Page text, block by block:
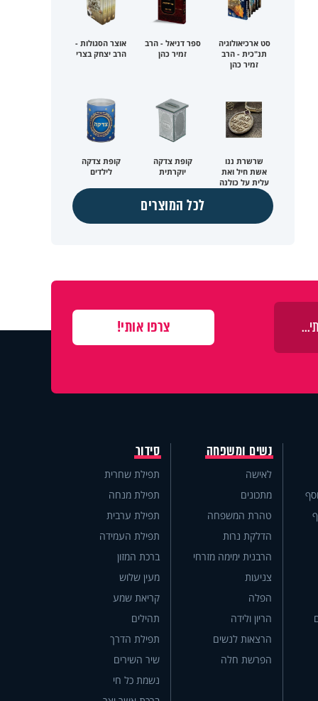
סט ארכיאולוגיה
תנ"כית - הרב
זמיר כהן
ספר דניאל - הרב
זמיר כהן
אוצר הסגולות -
הרב יצחק בצרי
שרשרת ננו
אשת חיל ואת
עלית על כולנה
קופת צדקה
יוקרתית
קופת צדקה
לילדים
לכל המוצרים
נשים ומשפחה
לאישה
מתכונים
טהרת המשפחה
הדלקת נרות
הרבנית ימימה מזרחי
צניעות
הפלה
הריון ולידה
הרצאות לנשים
הפרשת חלה
סידור
תפילת שחרית
תפילת מנחה
תפילת ערבית
תפילת העמידה
ברכת המזון
מעין שלוש
קריאת שמע
תהילים
תפילת הדרך
שיר השירים
נשמת כל חי